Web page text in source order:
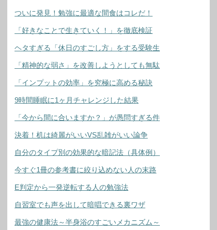
ついに発見！勉強に最適な間食はコレだ！
「好きなことで生きていく！」を徹底検証
ヘタすぎる「休日のすごし方」をする受験生
「精神的な弱さ」を改善しようとしても無駄
「インプットの効率」を究極に高める秘訣
9時間睡眠に1ヶ月チャレンジした結果
「今から間に合いますか？」が愚問すぎる件
決着！机は綺麗がいいVS乱雑がいい論争
自分のタイプ別の効果的な暗記法（具体例）
今すぐ1冊の参考書に絞り込めない人の末路
E判定から一発逆転する人の勉強法
自習室でも声を出して暗唱できる裏ワザ
最強の健康法～半身浴のすごいメカニズム～